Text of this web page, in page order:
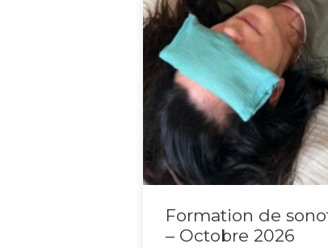
Formation de
– Octobre 2026